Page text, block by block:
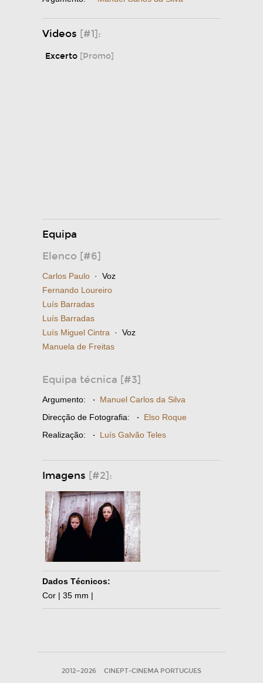
Videos [#1]:
Excerto [Promo]
Equipa
Elenco [#6]
Carlos Paulo · Voz
Fernando Loureiro
Luís Barradas
Luís Barradas
Luís Miguel Cintra · Voz
Manuela de Freitas
Equipa técnica [#3]
Argumento: · Manuel Carlos da Silva
Direcção de Fotografia: · Elso Roque
Realização: · Luís Galvão Teles
Imagens [#2]:
Dados Técnicos:
Cor | 35 mm |
2012—2026 CINEPT-CINEMA PORTUGUES